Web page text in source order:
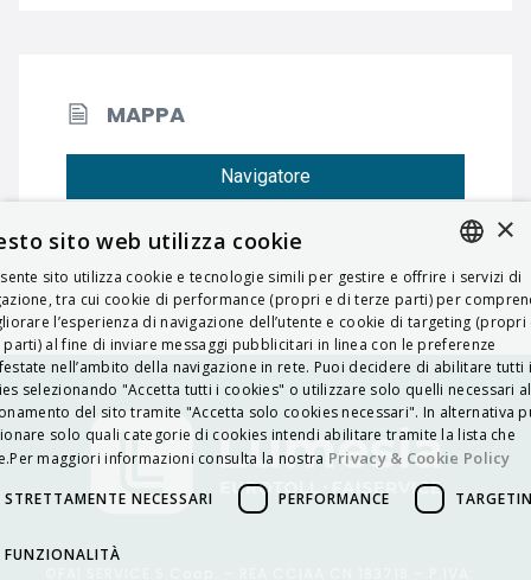
MAPPA
Navigatore
ITALIAN
ENGLISH
FRENCH
HUNGARIAN
DEUTSCH
POLSKI
×
sito web utilizza cookie
sito utilizza cookie e tecnologie simili per gestire e offrire i servizi di
tra cui cookie di performance (propri e di terze parti) per
l’esperienza di navigazione dell’utente e cookie di targeting (propri
parti) al fine di inviare messaggi pubblicitari in linea con le preferenze
nell’ambito della navigazione in rete. Puoi decidere di abilitare tutti i
selezionando "Accetta tutti i cookies" o utilizzare solo quelli necessari al
del sito tramite "Accetta solo cookies necessari". In alternativa
solo quali categorie di cookies intendi abilitare tramite la lista che
maggiori informazioni consulta la nostra Privacy & Cookie Policy
STRETTAMENTE NECESSARI PERFORMANCE
FUNZIONALITÀ